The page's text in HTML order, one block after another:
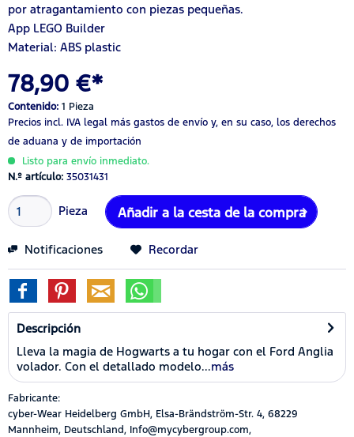
por atragantamiento con piezas pequeñas.
App LEGO Builder
Material: ABS plastic
78,90 €*
Contenido: 1 Pieza
Precios incl. IVA legal más gastos de envío y, en su caso, los derechos
de aduana y de importación
Listo para envío inmediato.
N.º artículo: 35031431
Pieza Añadir a la cesta de la compra
Notificaciones Recordar
Descripción
Lleva la magia de Hogwarts a tu hogar con el Ford Anglia
volador. Con el detallado modelo...más
Fabricante:
cyber-Wear Heidelberg GmbH, Elsa-Brändström-Str. 4, 68229
Mannheim, Deutschland, Info@mycybergroup.com,